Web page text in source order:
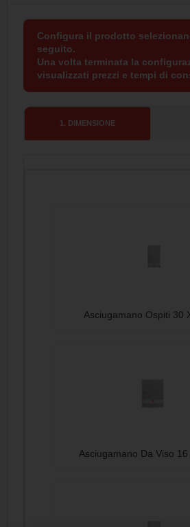
Configura il prodotto
seguito.
Una volta terminata la
visualizzati prezzi e tempi di
1 . DIMENSIONE
Asciugamano Ospiti 30
Asciugamano Da Viso